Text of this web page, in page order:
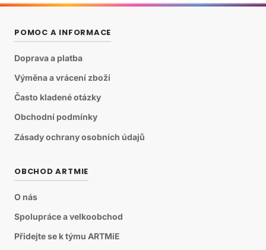
POMOC A INFORMACE
Doprava a platba
Výměna a vrácení zboží
Často kladené otázky
Obchodní podmínky
Zásady ochrany osobních údajů
OBCHOD ARTMIE
O nás
Spolupráce a velkoobchod
Přidejte se k týmu ARTMiE